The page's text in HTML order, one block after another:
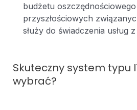
budżetu
przyszłościowych
służy do świadczenia usług
Skuteczny system typu
wybrać?